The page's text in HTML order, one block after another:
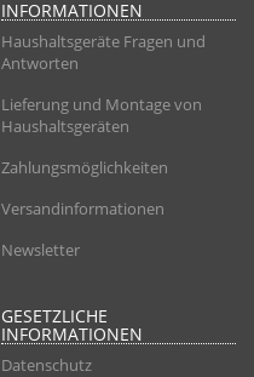
INFORMATIONEN
Haushaltsgeräte Fragen und
Antworten
Lieferung und Montage von
Haushaltsgeräten
Zahlungsmöglichkeiten
Versandinformationen
Newsletter
GESETZLICHE
INFORMATIONEN
Datenschutz